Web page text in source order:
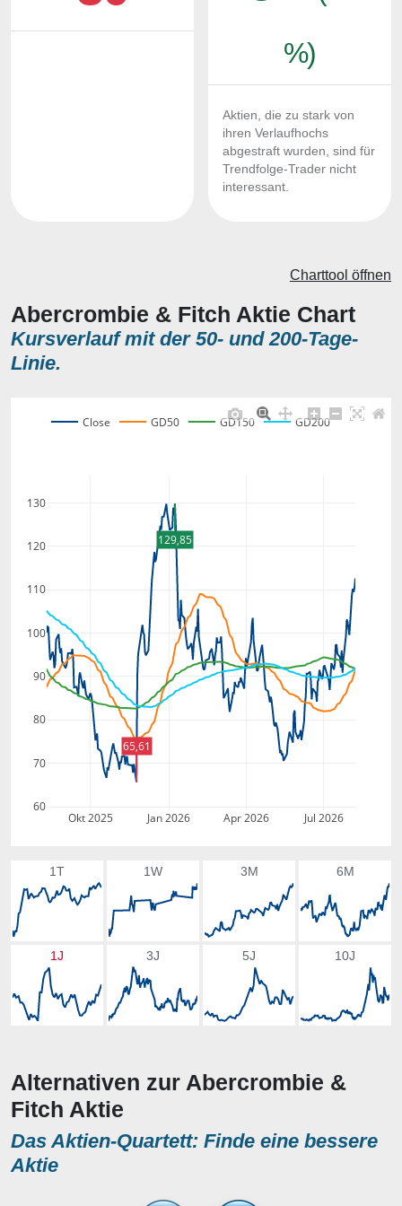
%)
Aktien, die zu stark von
ihren Verlaufhochs
abgestraft wurden, sind für
Trendfolge-Trader nicht
interessant.
Abercrombie & Fitch Aktie Chart
Kursverlauf mit der 50- und 200-Tage-
Linie.
Charttool öffnen
Okt 2025 Jan 2026 Apr 2026 Jul 2026
60
70
80
90
100
110
120
130
Close GD50 GD150 GD200
129,85
65,61
1T 1W 3M 6M
1J 3J 5J 10J
Alternativen zur Abercrombie &
Fitch Aktie
Das Aktien-Quartett: Finde eine bessere
Aktie